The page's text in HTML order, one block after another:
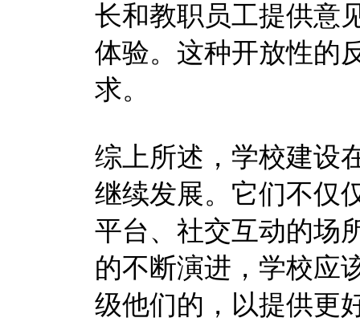
长和教职员工提供意
体验。这种开放性的
求。
综上所述，学校建设
继续发展。它们不仅
平台、社交互动的场
的不断演进，学校应
级他们的，以提供更